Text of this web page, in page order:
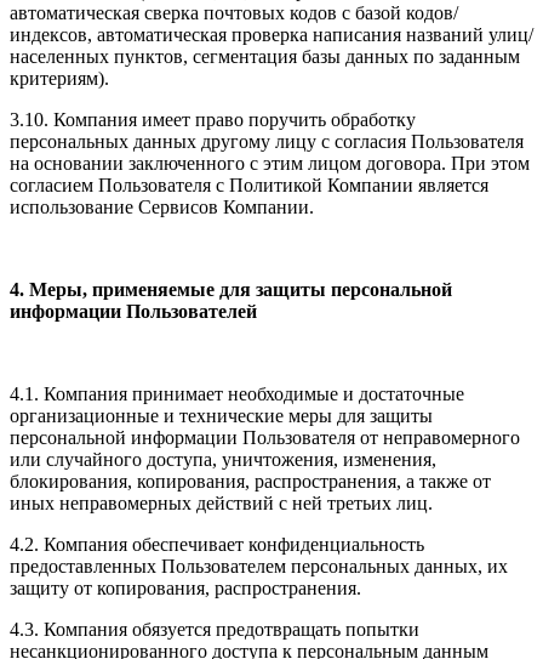
автоматическая сверка почтовых кодов с базой кодов/
индексов, автоматическая проверка написания названий улиц/
населенных пунктов, сегментация базы данных по заданным
критериям).
3.10. Компания имеет право поручить обработку
персональных данных другому лицу с согласия Пользователя
на основании заключенного с этим лицом договора. При этом
согласием Пользователя с Политикой Компании является
использование Сервисов Компании.
4. Меры, применяемые для защиты персональной
информации Пользователей
4.1. Компания принимает необходимые и достаточные
организационные и технические меры для защиты
персональной информации Пользователя от неправомерного
или случайного доступа, уничтожения, изменения,
блокирования, копирования, распространения, а также от
иных неправомерных действий с ней третьих лиц.
4.2. Компания обеспечивает конфиденциальность
предоставленных Пользователем персональных данных, их
защиту от копирования, распространения.
4.3. Компания обязуется предотвращать попытки
несанкционированного доступа к персональным данным